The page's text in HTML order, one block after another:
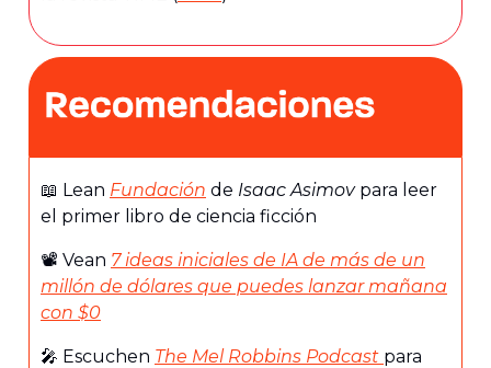
📖 Lean Fundación de Isaac Asimovpara leer
el primer libro de ciencia ficción
📽️ Vean 7 ideas iniciales de IA de más de un
millón de dólares que puedes lanzar mañana
con $0
🎤 Escuchen The Mel Robbins Podcast para